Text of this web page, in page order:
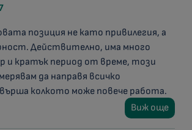
позиция не като привилегия, а
Действително, има много
и кратък период от време, този
да направя всичко
колкото може повече работа.
Виж още